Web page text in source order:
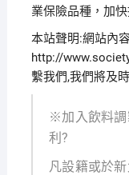
業保險品種，加
本站聲明:網站內
http://
繫我們,我們將及
※加入飲料
利?
凡設籍或於